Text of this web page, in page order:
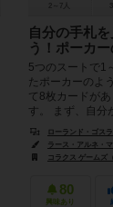
自分の手札
う！ポーカ
5つのスートで1
たポーカーのよ
て8枚カードが
す。 まず、自分
ローランド・ゴス
ラース・アルネ・
コラクス ゲームズ
80
興味あり